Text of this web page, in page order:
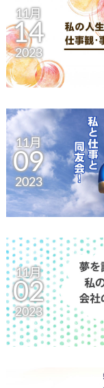
11月
14
2023
11月
09
2023
11月
02
2023